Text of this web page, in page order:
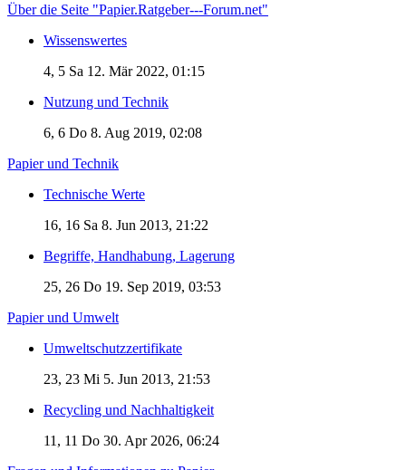
Über die Seite "Papier.Ratgeber---Forum.net"
Wissenswertes
4, 5 Sa 12. Mär 2022, 01:15
Nutzung und Technik
6, 6 Do 8. Aug 2019, 02:08
Papier und Technik
Technische Werte
16, 16 Sa 8. Jun 2013, 21:22
Begriffe, Handhabung, Lagerung
25, 26 Do 19. Sep 2019, 03:53
Papier und Umwelt
Umweltschutzzertifikate
23, 23 Mi 5. Jun 2013, 21:53
Recycling und Nachhaltigkeit
11, 11 Do 30. Apr 2026, 06:24